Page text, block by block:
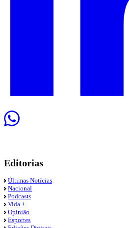
Editorias
Últimas Notícias
Nacional
Podcasts
Vida +
Opinião
Esportes